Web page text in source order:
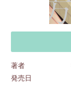
著者
発売日